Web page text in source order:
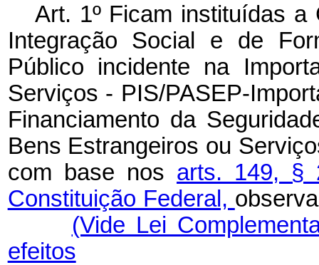
Art. 1º Ficam instituídas
Integração Social e de
Público incidente na
Serviços - PIS/PASEP-
Financiamento da
Bens Estrangeiros ou
com base nos arts. 149,
Constituição Federal,
(Vide Lei
efeitos